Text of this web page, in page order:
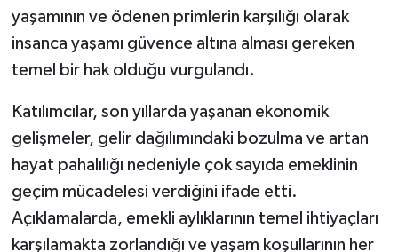
yaşamının ve ödenen primlerin karşılığı olarak
insanca yaşamı güvence altına alması gereken
temel bir hak olduğu vurgulandı.
Katılımcılar, son yıllarda yaşanan ekonomik
gelişmeler, gelir dağılımındaki bozulma ve artan
hayat pahalılığı nedeniyle çok sayıda emeklinin
geçim mücadelesi verdiğini ifade etti.
Açıklamalarda, emekli aylıklarının temel ihtiyaçları
karşılamakta zorlandığı ve yaşam koşullarının her
MANİSA
MUĞLA
UŞAK